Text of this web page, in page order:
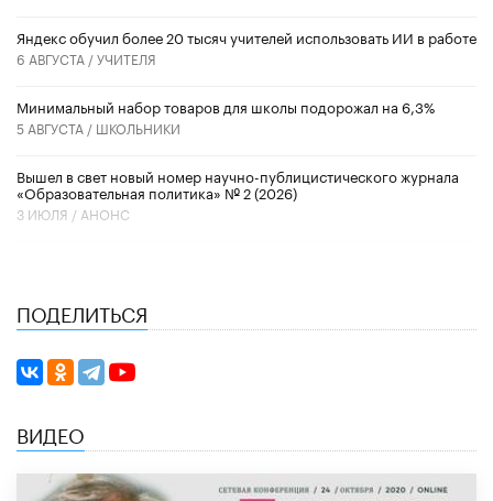
​Яндекс обучил более 20 тысяч учителей использовать ИИ в работе
6 АВГУСТА /УЧИТЕЛЯ
Минимальный набор товаров для школы подорожал на 6,3%
5 АВГУСТА / ШКОЛЬНИКИ
Вышел в свет новый номер научно-публицистического журнала
«Образовательная политика» № 2 (2026)
3 ИЮЛЯ / АНОНС
ПОДЕЛИТЬСЯ
ВИДЕО